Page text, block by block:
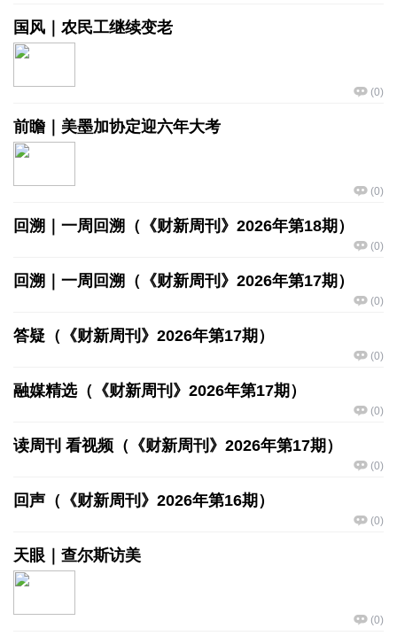
国风｜农民工继续变老
(0)
前瞻｜美墨加协定迎六年大考
(0)
回溯｜一周回溯（《财新周刊》2026年第18期）
(0)
回溯｜一周回溯（《财新周刊》2026年第17期）
(0)
答疑（《财新周刊》2026年第17期）
(0)
融媒精选（《财新周刊》2026年第17期）
(0)
读周刊 看视频（《财新周刊》2026年第17期）
(0)
回声（《财新周刊》2026年第16期）
(0)
天眼｜查尔斯访美
(0)